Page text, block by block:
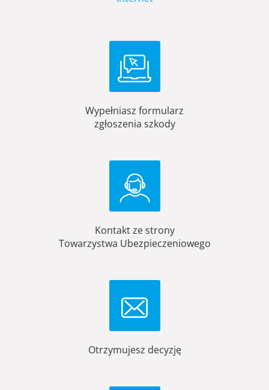
Wypełniasz formularz
zgłoszenia szkody
Kontakt ze strony
Towarzystwa Ubezpieczeniowego
Otrzymujesz decyzję